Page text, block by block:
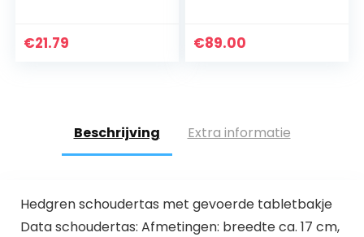
mode cartoon
€21.79
omhangtas, uniseks
€89.00
Beschrijving Extra informatie
Hedgren schoudertas met gevoerde tabletbakje
Data schoudertas: Afmetingen: breedte ca. 17 cm,